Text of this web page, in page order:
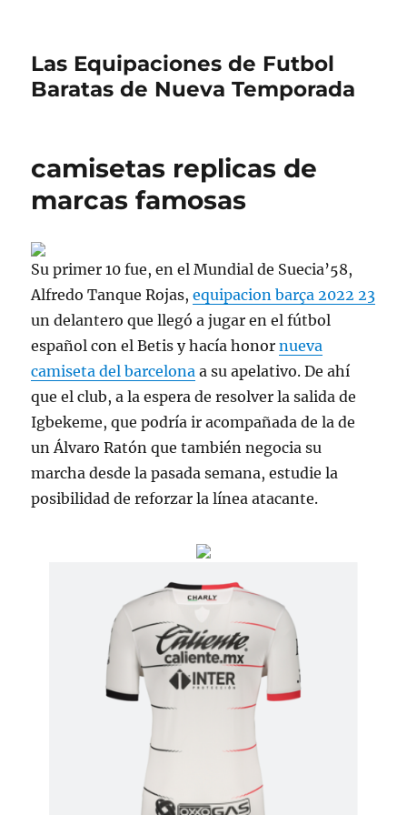
Las Equipaciones de Futbol
Baratas de Nueva Temporada
camisetas replicas de
marcas famosas
Su primer 10 fue, en el Mundial de Suecia’58,
Alfredo Tanque Rojas,equipacion barça 2022 23
un delantero que llegó a jugar en el fútbol
español con el Betis y hacía honornueva
camiseta del barcelona a su apelativo. De ahí
que el club, a la espera de resolver la salida de
Igbekeme, que podría ir acompañada de la de
un Álvaro Ratón que también negocia su
marcha desde la pasada semana, estudie la
posibilidad de reforzar la línea atacante.